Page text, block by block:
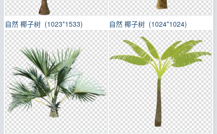
自然 椰子树 (1023*1533) 自然 椰子树 (1024*1024)